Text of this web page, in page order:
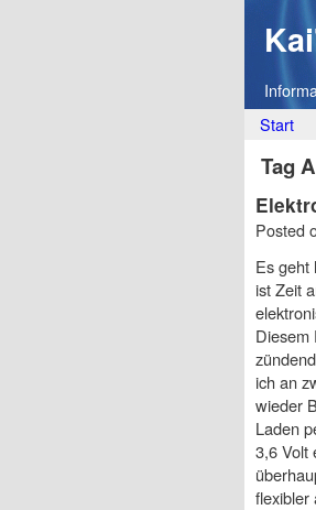
Main menu
Skip
to
content
Start
Tag
Posted
Es geht
ist Zeit
Diesem
ich an
wieder
Laden
3,6 Volt
flexibler